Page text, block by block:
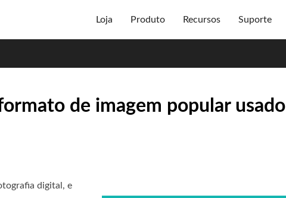
Loja Produto Recursos Suporte
de imagem popular usado
digital, e